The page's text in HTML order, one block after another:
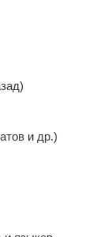
и др.)